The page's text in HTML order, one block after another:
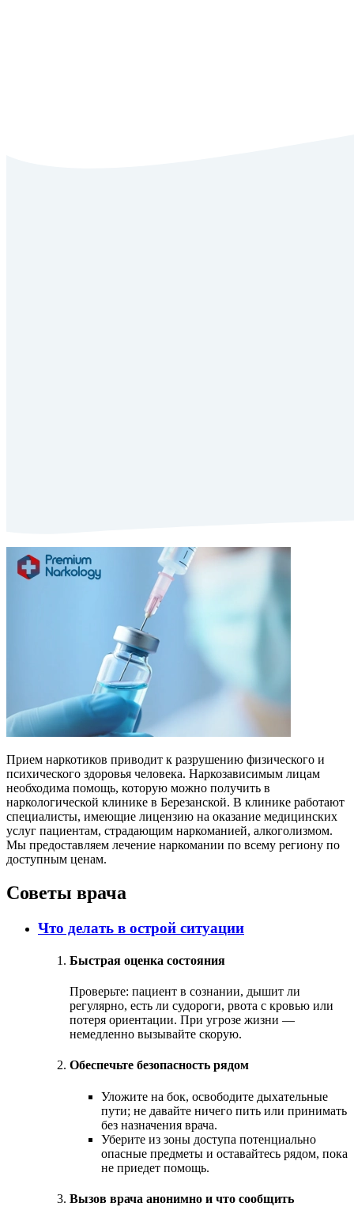
Прием наркотиков приводит к разрушению физического и
психического здоровья человека. Наркозависимым лицам
необходима помощь, которую можно получить в
наркологической клинике в Березанской. В клинике работают
специалисты, имеющие лицензию на оказание медицинских
услуг пациентам, страдающим наркоманией, алкоголизмом.
Мы предоставляем лечение наркомании по всему региону по
доступным ценам.
Советы врача
Что делать в острой ситуации
Быстрая оценка состояния
Проверьте: пациент в сознании, дышит ли
регулярно, есть ли судороги, рвота с кровью или
потеря ориентации. При угрозе жизни —
немедленно вызывайте скорую.
Обеспечьте безопасность рядом
Уложите на бок, освободите дыхательные
пути; не давайте ничего пить или принимать
без назначения врача.
Уберите из зоны доступа потенциально
опасные предметы и оставайтесь рядом, пока
не приедет помощь.
Вызов врача анонимно и что сообщить